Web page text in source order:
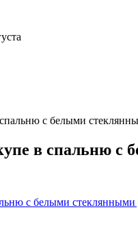
с белыми
в спальню с